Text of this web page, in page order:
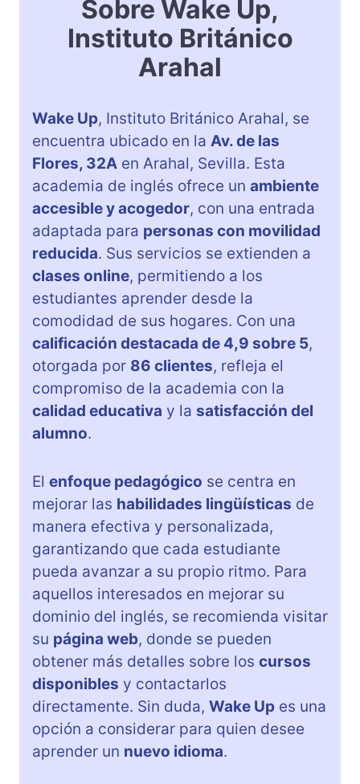
Sobre Wake Up,
Instituto Británico
Arahal
Wake Up, Instituto Británico Arahal, se
encuentra ubicado en la Av. de las
Flores, 32A en Arahal, Sevilla. Esta
academia de inglés ofrece un ambiente
accesible y acogedor, con una entrada
adaptada para personas con movilidad
reducida. Sus servicios se extienden a
clases online, permitiendo a los
estudiantes aprender desde la
comodidad de sus hogares. Con una
calificación destacada de 4,9 sobre 5,
otorgada por 86 clientes, refleja el
compromiso de la academia con la
calidad educativa y la satisfacción del
alumno.
El enfoque pedagógico se centra en
mejorar las habilidades lingüísticas de
manera efectiva y personalizada,
garantizando que cada estudiante
pueda avanzar a su propio ritmo. Para
aquellos interesados en mejorar su
dominio del inglés, se recomienda visitar
su página web, donde se pueden
obtener más detalles sobre los cursos
disponibles y contactarlos
directamente. Sin duda, Wake Up es una
opción a considerar para quien desee
aprender un nuevo idioma.